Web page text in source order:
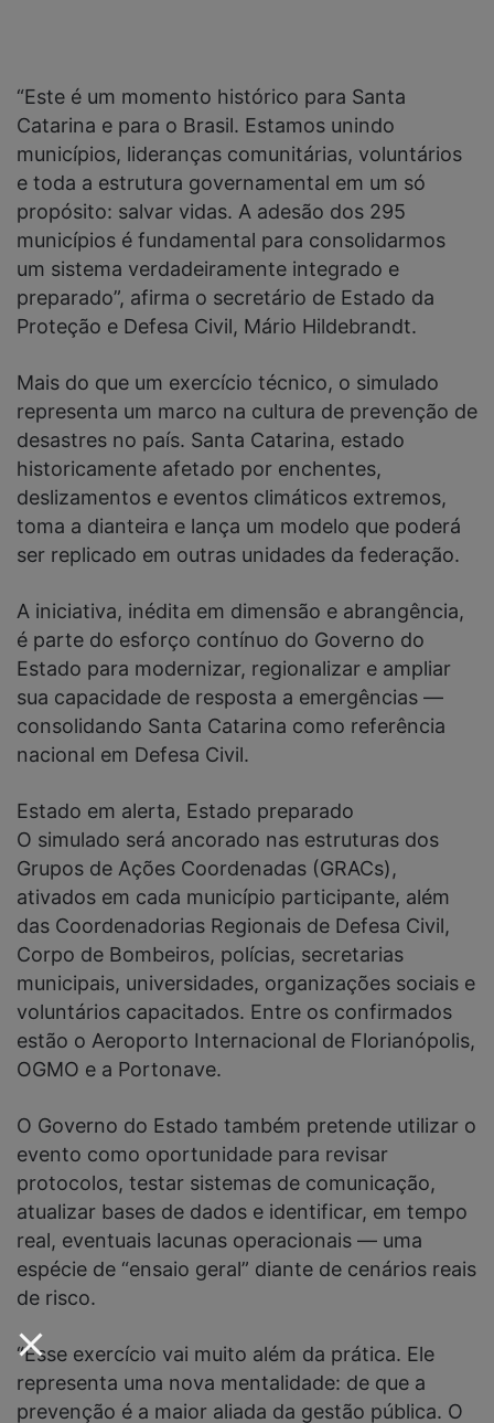
“Este é um momento histórico para Santa
Catarina e para o Brasil. Estamos unindo
municípios, lideranças comunitárias, voluntários
e toda a estrutura governamental em um só
propósito: salvar vidas. A adesão dos 295
municípios é fundamental para consolidarmos
um sistema verdadeiramente integrado e
preparado”, afirma o secretário de Estado da
Proteção e Defesa Civil, Mário Hildebrandt.
Mais do que um exercício técnico, o simulado
representa um marco na cultura de prevenção de
desastres no país. Santa Catarina, estado
historicamente afetado por enchentes,
deslizamentos e eventos climáticos extremos,
toma a dianteira e lança um modelo que poderá
ser replicado em outras unidades da federação.
A iniciativa, inédita em dimensão e abrangência,
é parte do esforço contínuo do Governo do
Estado para modernizar, regionalizar e ampliar
sua capacidade de resposta a emergências —
consolidando Santa Catarina como referência
nacional em Defesa Civil.
Estado em alerta, Estado preparado
O simulado será ancorado nas estruturas dos
Grupos de Ações Coordenadas (GRACs),
ativados em cada município participante, além
das Coordenadorias Regionais de Defesa Civil,
Corpo de Bombeiros, polícias, secretarias
municipais, universidades, organizações sociais e
voluntários capacitados. Entre os confirmados
estão o Aeroporto Internacional de Florianópolis,
OGMO e a Portonave.
O Governo do Estado também pretende utilizar o
evento como oportunidade para revisar
protocolos, testar sistemas de comunicação,
atualizar bases de dados e identificar, em tempo
real, eventuais lacunas operacionais — uma
espécie de “ensaio geral” diante de cenários reais
de risco.
“Esse exercício vai muito além da prática. Ele
representa uma nova mentalidade: de que a
prevenção é a maior aliada da gestão pública. O